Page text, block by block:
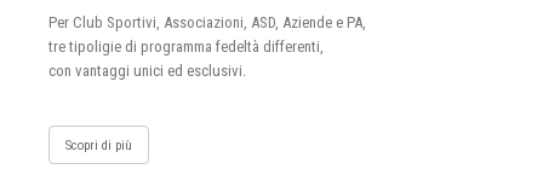
Per Club Sportivi, Associazioni, ASD, Aziende e PA,
tre tipoligie di programma fedeltà differenti,
con vantaggi unici ed esclusivi.
Scopri di più